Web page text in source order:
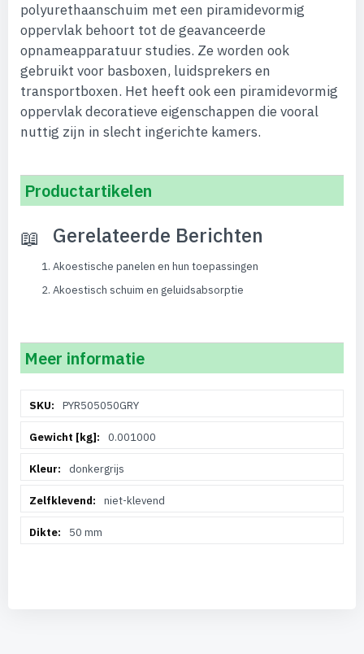
polyurethaanschuim met een piramidevormig
oppervlak behoort tot de geavanceerde
opnameapparatuur studies. Ze worden ook
gebruikt voor basboxen, luidsprekers en
transportboxen. Het heeft ook een piramidevormig
oppervlak decoratieve eigenschappen die vooral
nuttig zijn in slecht ingerichte kamers.
Productartikelen
Gerelateerde Berichten
Akoestische panelen en hun toepassingen
Akoestisch schuim en geluidsabsorptie
Meer informatie
informatiePYR505050GRY
0.001000
donkergrijs
niet-klevend
50 mm